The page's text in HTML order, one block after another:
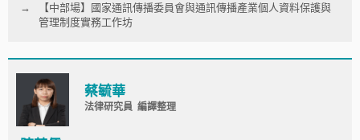
【中部場】國家通訊傳播委員會與通訊傳播產業個人資料保護與
管理制度實務工作坊
蔡毓華
法律研究員 編譯整理